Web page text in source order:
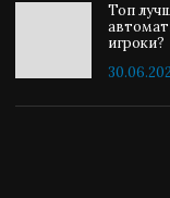
Топ
игроки?